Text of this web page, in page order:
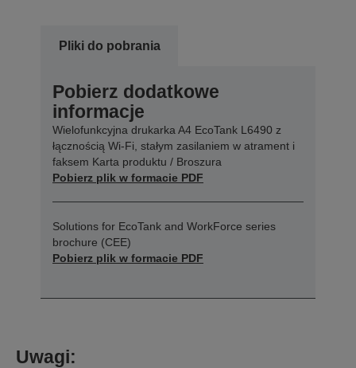
Pliki do pobrania
Pobierz dodatkowe
informacje
Wielofunkcyjna drukarka A4 EcoTank L6490 z
łącznością Wi-Fi, stałym zasilaniem w atrament i
faksem Karta produktu / Broszura
Pobierz plik w formacie PDF
Solutions for EcoTank and WorkForce series
brochure (CEE)
Pobierz plik w formacie PDF
Uwagi: